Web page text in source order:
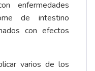
enfermedades
de intestino
con efectos
varios de los